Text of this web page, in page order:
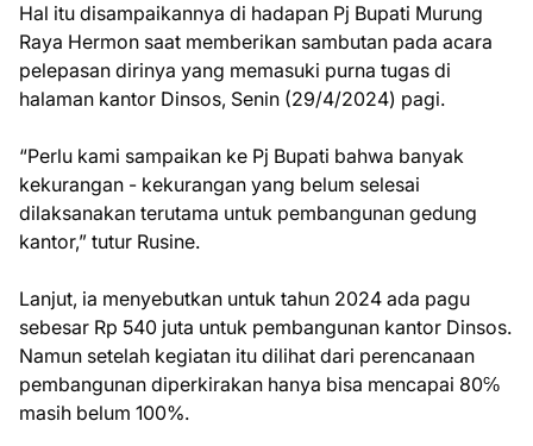
Hal itu disampaikannya di hadapan Pj Bupati Murung
Raya Hermon saat memberikan sambutan pada acara
pelepasan dirinya yang memasuki purna tugas di
halaman kantor Dinsos, Senin (29/4/2024) pagi.
“Perlu kami sampaikan ke Pj Bupati bahwa banyak
kekurangan - kekurangan yang belum selesai
dilaksanakan terutama untuk pembangunan gedung
kantor,” tutur Rusine.
Lanjut, ia menyebutkan untuk tahun 2024 ada pagu
sebesar Rp 540 juta untuk pembangunan kantor Dinsos.
Namun setelah kegiatan itu dilihat dari perencanaan
pembangunan diperkirakan hanya bisa mencapai 80℅
masih belum 100%.